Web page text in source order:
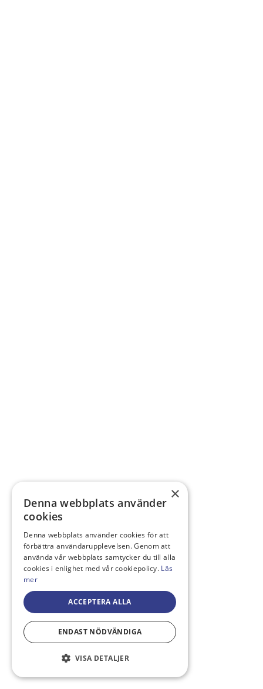
×
Denna webbplats använder
cookies
Denna webbplats använder cookies för att
förbättra användarupplevelsen. Genom att
använda vår webbplats samtycker du till alla
cookies i enlighet med vår cookiepolicy. Läs
mer
ACCEPTERA ALLA
ENDAST NÖDVÄNDIGA
VISA DETALJER